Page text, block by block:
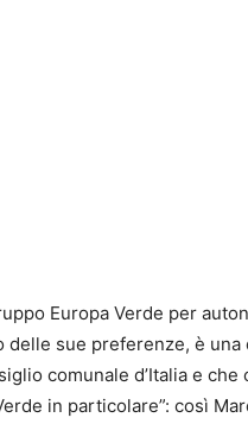
Europa Verde per
sue preferenze, è una
comunale d’Italia e
in particolare”: così